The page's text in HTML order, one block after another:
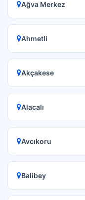
Ağva Merkez
Ahmetli
Akçakese
Alacalı
Avcıkoru
Balibey